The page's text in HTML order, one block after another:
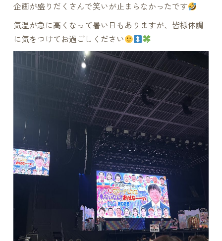
企画が盛りだくさんで笑いが止まらなかったです
気温が急に高くなって暑い日もありますが、皆様体調
に気をつけてお過ごしください